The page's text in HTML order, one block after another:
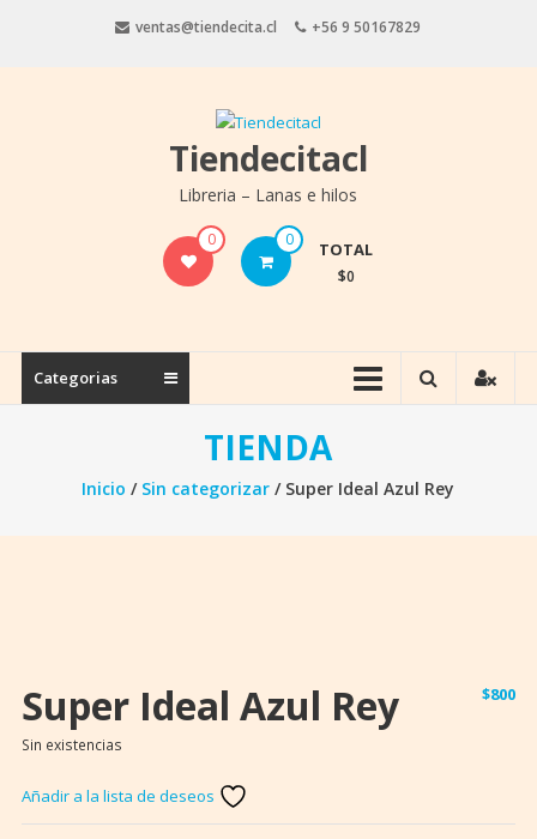
ventas@tiendecita.cl +56 9 50167829
Tiendecitacl
Libreria – Lanas e hilos
0 0 TOTAL
$0
Categorias
TIENDA
Inicio / Sin categorizar / Super Ideal Azul Rey
Super Ideal Azul Rey $800
Sin existencias
Añadir a la lista de deseos